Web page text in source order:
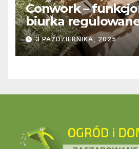
Conwork –
biurka
stworzone z myślą
nowoczesnych
przestrzeniach
3 PAŹDZIERNIKA, 2025